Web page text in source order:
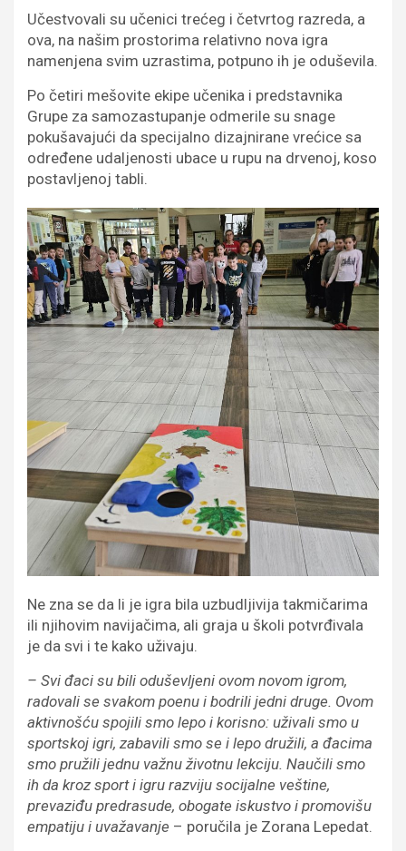
Učestvovali su učenici trećeg i četvrtog razreda, a
ova, na našim prostorima relativno nova igra
namenjena svim uzrastima, potpuno ih je oduševila.
Po četiri mešovite ekipe učenika i predstavnika
Grupe za samozastupanje odmerile su snage
pokušavajući da specijalno dizajnirane vrećice sa
određene udaljenosti ubace u rupu na drvenoj, koso
postavljenoj tabli.
Ne zna se da li je igra bila uzbudljivija takmičarima
ili njihovim navijačima, ali graja u školi potvrđivala
je da svi i te kako uživaju.
– Svi đaci su bili oduševljeni ovom novom igrom,
radovali se svakom poenu i bodrili jedni druge. Ovom
aktivnošću spojili smo lepo i korisno: uživali smo u
sportskoj igri, zabavili smo se i lepo družili, a đacima
smo pružili jednu važnu životnu lekciju. Naučili smo
ih da kroz sport i igru razviju socijalne veštine,
prevaziđu predrasude, obogate iskustvo i promovišu
empatiju i uvažavanje – poručila je Zorana Lepedat.